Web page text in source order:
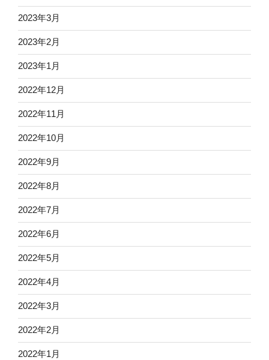
2023年3月
2023年2月
2023年1月
2022年12月
2022年11月
2022年10月
2022年9月
2022年8月
2022年7月
2022年6月
2022年5月
2022年4月
2022年3月
2022年2月
2022年1月